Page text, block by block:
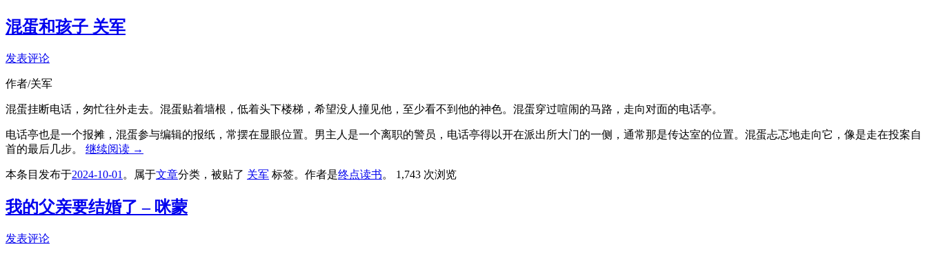
混蛋和孩子 关军
发表评论
作者/关军
混蛋挂断电话，匆忙往外走去。混蛋贴着墙根，低着头下楼梯，希望没人撞见他，至少看不到他的神色。混蛋穿过喧闹的马路，走向对面的电话亭。
电话亭也是一个报摊，混蛋参与编辑的报纸，常摆在显眼位置。男主人是一个离职的警员，电话亭得以开在派出所大门的一侧，通常那是传达室的位置。混蛋忐忑地走向它，像是走在投案自
首的最后几步。 继续阅读 →
本条目发布于2024-10-01 。属于文章分类，被贴了 关军 标签。 作者是终点读书。 1,743 次浏览
我的父亲要结婚了 – 咪蒙
发表评论